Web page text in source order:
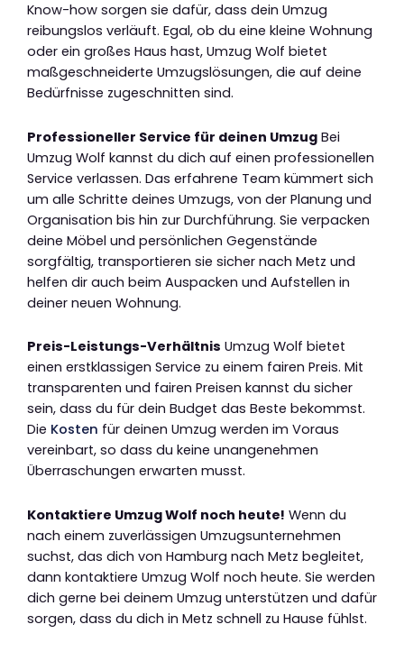
Know-how sorgen sie dafür, dass dein Umzug
reibungslos verläuft. Egal, ob du eine kleine Wohnung
oder ein großes Haus hast, Umzug Wolf bietet
maßgeschneiderte Umzugslösungen, die auf deine
Bedürfnisse zugeschnitten sind.
Professioneller Service für deinen Umzug Bei
Umzug Wolf kannst du dich auf einen professionellen
Service verlassen. Das erfahrene Team kümmert sich
um alle Schritte deines Umzugs, von der Planung und
Organisation bis hin zur Durchführung. Sie verpacken
deine Möbel und persönlichen Gegenstände
sorgfältig, transportieren sie sicher nach Metz und
helfen dir auch beim Auspacken und Aufstellen in
deiner neuen Wohnung.
Preis-Leistungs-Verhältnis Umzug Wolf bietet
einen erstklassigen Service zu einem fairen Preis. Mit
transparenten und fairen Preisen kannst du sicher
sein, dass du für dein Budget das Beste bekommst.
Die Kosten für deinen Umzug werden im Voraus
vereinbart, so dass du keine unangenehmen
Überraschungen erwarten musst.
Kontaktiere Umzug Wolf noch heute! Wenn du
nach einem zuverlässigen Umzugsunternehmen
suchst, das dich von Hamburg nach Metz begleitet,
dann kontaktiere Umzug Wolf noch heute. Sie werden
dich gerne bei deinem Umzug unterstützen und dafür
sorgen, dass du dich in Metz schnell zu Hause fühlst.